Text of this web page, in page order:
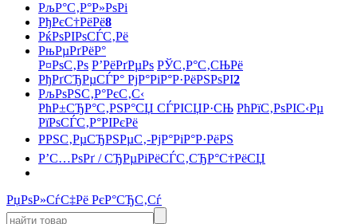
РљР°С‚Р°Р»РѕРі
РђРєС†РёРё8
РќРѕРІРѕСЃС‚Рё
РњРµРґРёР°
Р¤РѕС‚Рѕ Р’РёРґРµРѕ РЎС‚Р°С‚СЊРё
РђРґСЂРµСЃР° РјР°РіР°Р·РёРЅРѕРІ2
РљРѕРЅС‚Р°РєС‚С‹
РћР±СЂР°С‚РЅР°СЏ СЃРІСЏР·СЊ РћРїС‚РѕРІС‹Рµ
РїРѕСЃС‚Р°РІРєРё
РРЅС‚РµСЂРЅРµС‚-РјР°РіР°Р·РёРЅ
Р’С…РѕРґ / СЂРµРіРёСЃС‚СЂР°С†РёСЏ
РџРѕР»СѓС‡Рё РєР°СЂС‚Сѓ